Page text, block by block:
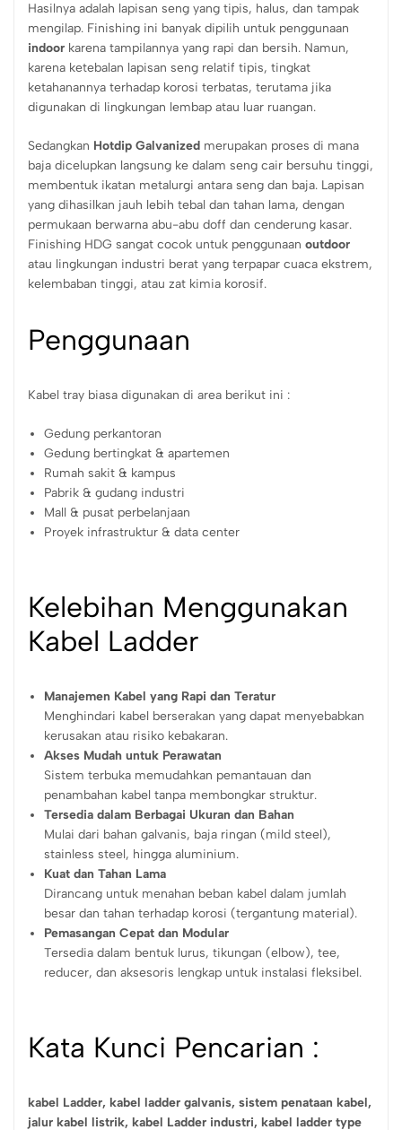
Hasilnya adalah lapisan seng yang tipis, halus, dan tampak
mengilap. Finishing ini banyak dipilih untuk penggunaan
indoor karena tampilannya yang rapi dan bersih. Namun,
karena ketebalan lapisan seng relatif tipis, tingkat
ketahanannya terhadap korosi terbatas, terutama jika
digunakan di lingkungan lembap atau luar ruangan.
Sedangkan Hotdip Galvanized merupakan proses di mana
baja dicelupkan langsung ke dalam seng cair bersuhu tinggi,
membentuk ikatan metalurgi antara seng dan baja. Lapisan
yang dihasilkan jauh lebih tebal dan tahan lama, dengan
permukaan berwarna abu-abu doff dan cenderung kasar.
Finishing HDG sangat cocok untuk penggunaan outdoor
atau lingkungan industri berat yang terpapar cuaca ekstrem,
kelembaban tinggi, atau zat kimia korosif.
Penggunaan
Kabel tray biasa digunakan di area berikut ini :
Gedung perkantoran
Gedung bertingkat & apartemen
Rumah sakit & kampus
Pabrik & gudang industri
Mall & pusat perbelanjaan
Proyek infrastruktur & data center
Kelebihan Menggunakan
Kabel Ladder
Manajemen Kabel yang Rapi dan Teratur
Menghindari kabel berserakan yang dapat menyebabkan
kerusakan atau risiko kebakaran.
Akses Mudah untuk Perawatan
Sistem terbuka memudahkan pemantauan dan
penambahan kabel tanpa membongkar struktur.
Tersedia dalam Berbagai Ukuran dan Bahan
Mulai dari bahan galvanis, baja ringan (mild steel),
stainless steel, hingga aluminium.
Kuat dan Tahan Lama
Dirancang untuk menahan beban kabel dalam jumlah
besar dan tahan terhadap korosi (tergantung material).
Pemasangan Cepat dan Modular
Tersedia dalam bentuk lurus, tikungan (elbow), tee,
reducer, dan aksesoris lengkap untuk instalasi fleksibel.
Kata Kunci Pencarian :
kabel Ladder, kabel ladder galvanis, sistem penataan kabel,
jalur kabel listrik, kabel Ladder industri, kabel ladder type